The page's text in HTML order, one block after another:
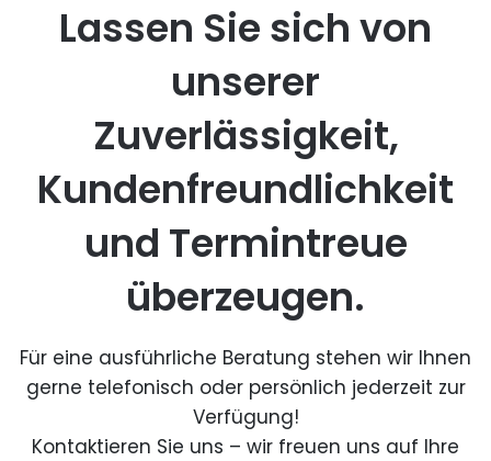
Lassen Sie sich von
unserer
Zuverlässigkeit,
Kundenfreundlichkeit
und Termintreue
überzeugen.
Für eine ausführliche Beratung stehen wir Ihnen
gerne telefonisch oder persönlich jederzeit zur
Verfügung!
Kontaktieren Sie uns – wir freuen uns auf Ihre